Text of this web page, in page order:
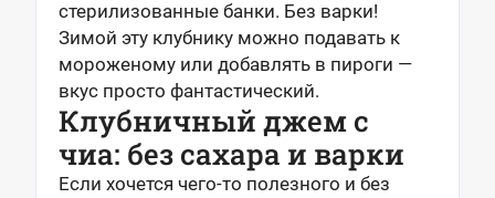
стерилизованные банки. Без варки!
Зимой эту клубнику можно подавать к
мороженому или добавлять в пироги —
вкус просто фантастический.
Клубничный джем с
чиа: без сахара и варки
Если хочется чего-то полезного и без